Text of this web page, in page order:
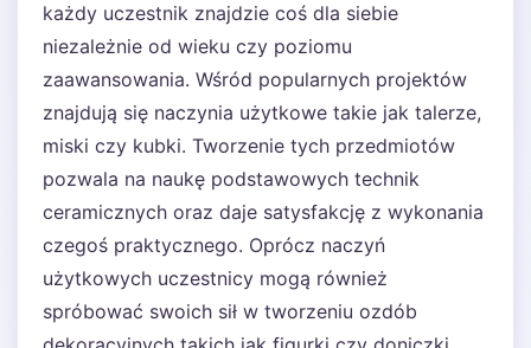
każdy uczestnik znajdzie coś dla siebie
niezależnie od wieku czy poziomu
zaawansowania. Wśród popularnych projektów
znajdują się naczynia użytkowe takie jak talerze,
miski czy kubki. Tworzenie tych przedmiotów
pozwala na naukę podstawowych technik
ceramicznych oraz daje satysfakcję z wykonania
czegoś praktycznego. Oprócz naczyń
użytkowych uczestnicy mogą również
spróbować swoich sił w tworzeniu ozdób